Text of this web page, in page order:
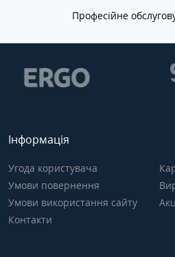
Професійне
Інформація
Угода користувача
Умови повернення
Умови використання сайту
Контакти